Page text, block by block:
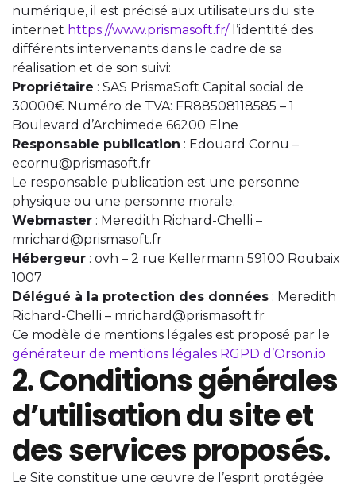
numérique, il est précisé aux utilisateurs du site
internet https://www.prismasoft.fr/l’identité des
différents intervenants dans le cadre de sa
réalisation et de son suivi:
Propriétaire : SAS PrismaSoft Capital social de
30000€ Numéro de TVA: FR88508118585 – 1
Boulevard d’Archimede 66200 Elne
Responsable publication : Edouard Cornu –
ecornu@prismasoft.fr
Le responsable publication est une personne
physique ou une personne morale.
Webmaster : Meredith Richard-Chelli –
mrichard@prismasoft.fr
Hébergeur : ovh – 2 rue Kellermann 59100 Roubaix
1007
Délégué à la protection des données : Meredith
Richard-Chelli – mrichard@prismasoft.fr
Ce modèle de mentions légales est proposé par le
générateur de mentions légales RGPD d’Orson.io
2. Conditions générales
d’utilisation du site et
des services proposés.
Le Site constitue une œuvre de l’esprit protégée